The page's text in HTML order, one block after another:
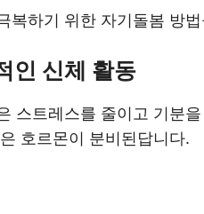
복하기 위한 자기돌봄 방
인 신체 활동
스트레스를 줄이고 기분
호르몬이 분비된답니다.